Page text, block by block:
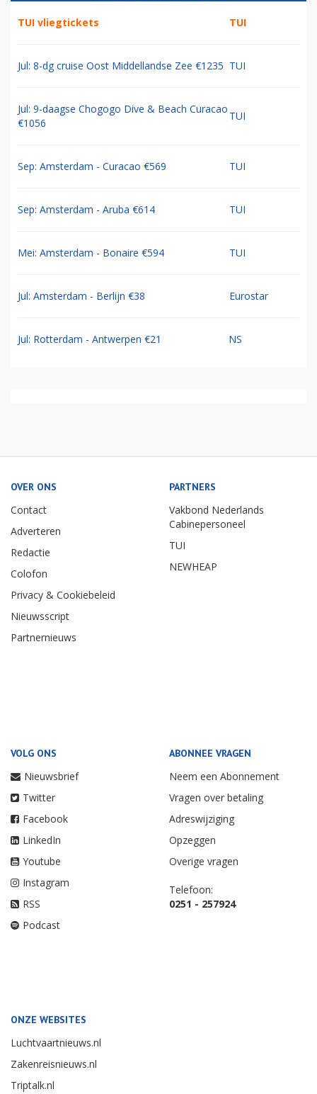
TUI vliegtickets TUI
Jul: 8-dg cruise Oost Middellandse Zee €1235 TUI
Jul: 9-daagse Chogogo Dive & Beach Curacao
€1056
TUI
Sep: Amsterdam - Curacao €569 TUI
Sep: Amsterdam - Aruba €614 TUI
Mei: Amsterdam - Bonaire €594 TUI
Jul: Amsterdam - Berlijn €38 Eurostar
Jul: Rotterdam - Antwerpen €21 NS
OVER ONS
Contact
Adverteren
Redactie
Colofon
Privacy & Cookiebeleid
Nieuwsscript
Partnernieuws
PARTNERS
Vakbond Nederlands
Cabinepersoneel
TUI
NEWHEAP
VOLG ONS
Nieuwsbrief
Twitter
Facebook
LinkedIn
Youtube
Instagram
RSS
Podcast
ABONNEE VRAGEN
Neem een Abonnement
Vragen over betaling
Adreswijziging
Opzeggen
Overige vragen
Telefoon:
0251 - 257924
ONZE WEBSITES
Luchtvaartnieuws.nl
Zakenreisnieuws.nl
Triptalk.nl